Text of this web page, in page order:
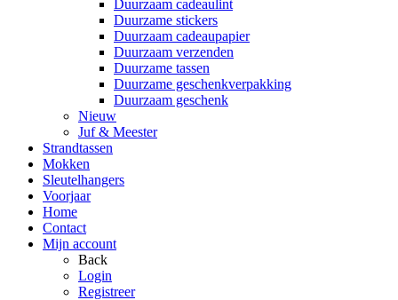
Duurzaam cadeaulint
Duurzame stickers
Duurzaam cadeaupapier
Duurzaam verzenden
Duurzame tassen
Duurzame geschenkverpakking
Duurzaam geschenk
Nieuw
Juf & Meester
Strandtassen
Mokken
Sleutelhangers
Voorjaar
Home
Contact
Mijn account
Back
Login
Registreer